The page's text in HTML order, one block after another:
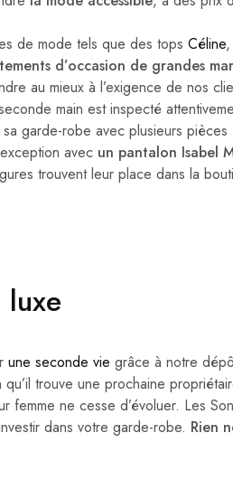
de mode tels que des tops Céline,
d’occasion de grandes
au mieux à l’exigence de nos
main est inspecté
sa garde-robe avec plusieurs
avec un pantalon Isabel
trouvent leur place dans la
luxe
une seconde vie grâce à notre
trouve une prochaine
femme ne cesse d’évoluer. Les
dans votre garde-robe. Rien